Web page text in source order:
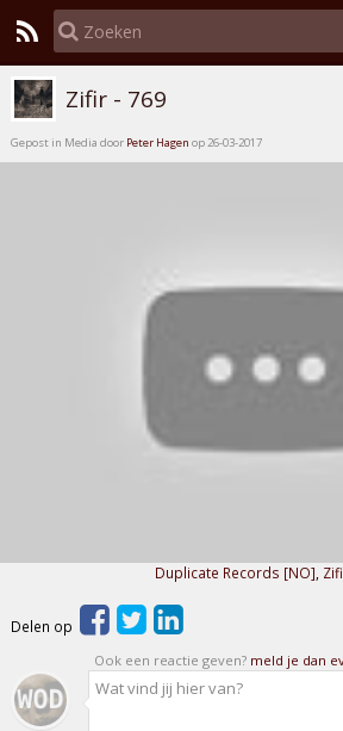
Zifir - 769
Gepost in Media door Peter Hagen op 26-03-2017
Duplicate Records [NO]
Delen op
Ook een reactie geven? meld je dan